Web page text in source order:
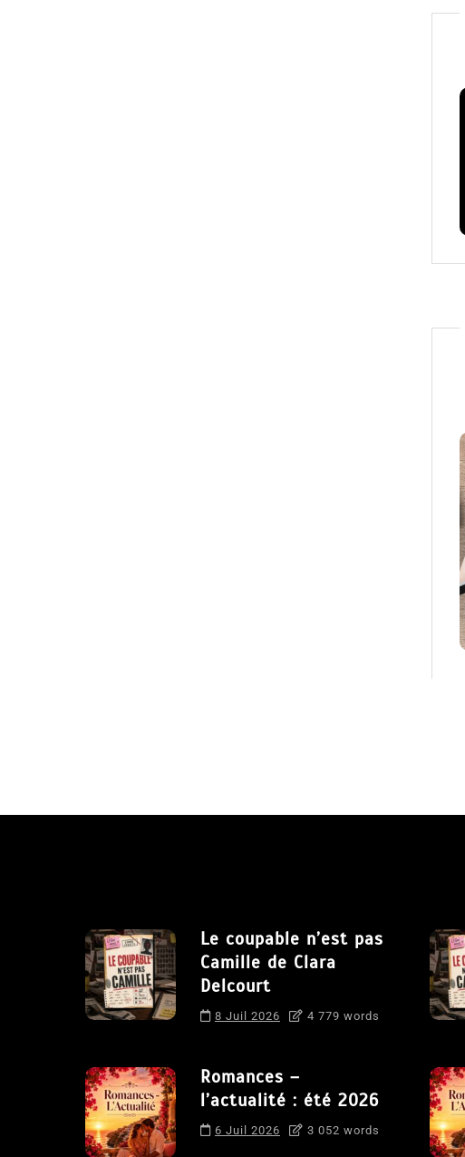
Le coupable n’est pas
Camille de Clara
Delcourt
8 Juil 2026 4 779 words
Romances –
l’actualité : été 2026
6 Juil 2026 3 052 words